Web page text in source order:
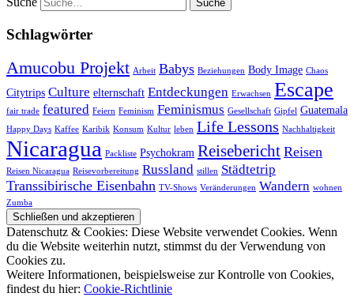
Schlagwörter
Amucobu Projekt Arbeit Babys Beziehungen Body Image Chaos
Citytrips Culture elternschaft Entdeckungen Erwachsen Escape
fair trade featured Feiern Feminism Feminismus Gesellschaft Gipfel Guatemala
Happy Days Kaffee Karibik Konsum Kultur leben Life Lessons Nachhaltigkeit
Nicaragua Packliste Psychokram Reisebericht Reisen
Reisen Nicaragua Reisevorbereitung Russland stillen Städtetrip
Transsibirische Eisenbahn TV-Shows Veränderungen Wandern wohnen
Zumba
Datenschutz & Cookies: Diese Website verwendet Cookies. Wenn
du die Website weiterhin nutzt, stimmst du der Verwendung von
Cookies zu.
Weitere Informationen, beispielsweise zur Kontrolle von Cookies,
findest du hier: Cookie-Richtlinie